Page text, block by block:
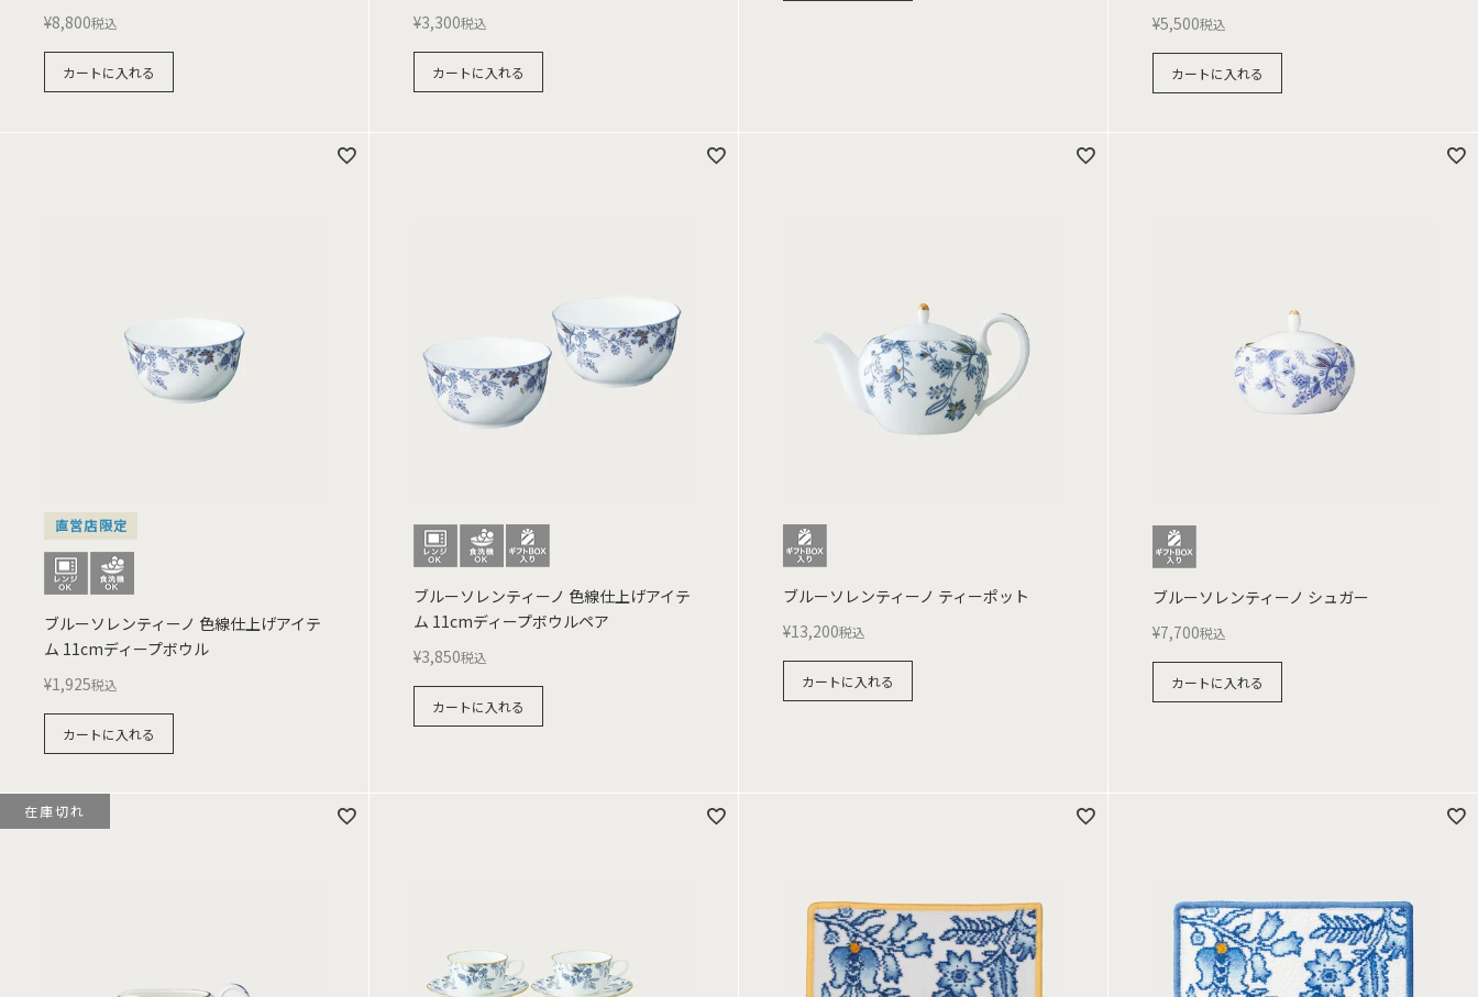
¥8,800税込
カートに入れる
¥3,300税込
カートに入れる
¥5,500税込
カートに入れる
直営店限定
ブルーソレンティーノ 色線仕上げアイテ
ム 11cmディープボウル
¥1,925税込
カートに入れる
ブルーソレンティーノ 色線仕上げアイテ
ム 11cmディープボウルペア
¥3,850税込
カートに入れる
ブルーソレンティーノ ティーポット
¥13,200税込
カートに入れる
ブルーソレンティーノ シュガー
¥7,700税込
カートに入れる
在庫切れ